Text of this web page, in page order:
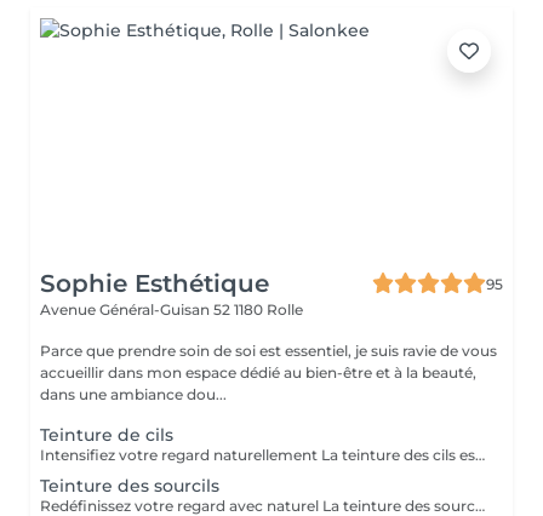
Sophie Esthétique
95
Avenue Général-Guisan 52 1180 Rolle
Parce que prendre soin de soi est essentiel, je suis ravie de vous
accueillir dans mon espace dédié au bien-être et à la beauté,
dans une ambiance dou...
Teinture de cils
Intensifiez votre regard naturellement La teinture des cils est une solution idéale pour celles qui souhaitent un regard plus intense sans maquillage quotidien. Ce soin consiste à colorer les cils avec une teinture adaptée. - Résultat naturel et éclatant. - Gain de temps au quotidien. - Tenue jusqu'à 4 semaines. - Convient à tous types de cils. Parfait pour un regard sublimé dès le réveil !
Teinture des sourcils
Redéfinissez votre regard avec naturel La teinture des sourcils permet d'intensifier et d'harmoniser la couleur des poils pour un effet structuré et naturel. Ce soin est idéal pour combler les zones clairsemées, accentuer la forme et donner plus de profondeur à votre regard. - Résultat naturel et uniforme. - Effet maquillé sans effort. - Tenue jusqu'à 4 semaines. - Adaptée à toutes les couleurs de sourcils. Sublimez votre regard en toute simplicité, sans maquillage quotidien !